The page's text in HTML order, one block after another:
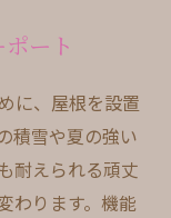
ート
に、屋根を設置
積雪や夏の強い
耐えられる頑丈
わります。機能